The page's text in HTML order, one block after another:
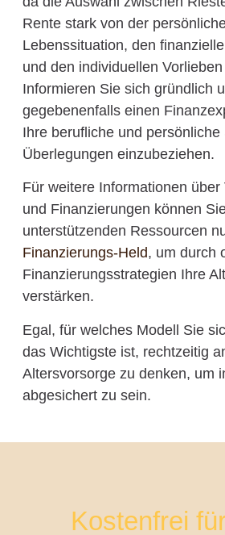
Rente stark von der
Lebenssituation, den
und den individuellen
Informieren Sie sich gründlich
gegebenenfalls einen
Ihre berufliche und
Überlegungen einzubeziehen.
Für weitere Informationen über
und Finanzierungen können
unterstützenden Ressourcen
Finanzierungs-Held, um durch
Finanzierungsstrategien Ihre
verstärken.
Egal, für welches Modell Sie
das Wichtigste ist, rechtzeitig
Altersvorsorge zu denken, um
abgesichert zu sein.
Kostenfrei